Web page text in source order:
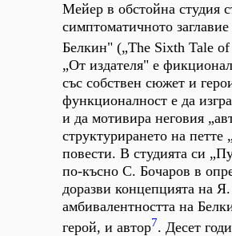
Мейер в обстойна студия
симптоматичното
Белкин" („The Sixth Tale
„От издателя" е
със собствен сюжет и
функционалност е да
и да мотивира неговия
структурирането на петте
повести. В студията си
по-късно С. Бочаров в
доразви концепцията на
амбивалентността на
герой, и автор7. Десет